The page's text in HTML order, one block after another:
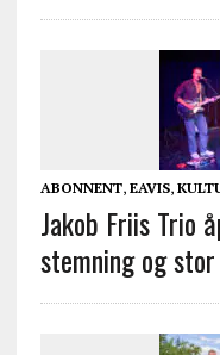
ABONNENT, EAVIS,
Jakob Friis Trio
stemning og